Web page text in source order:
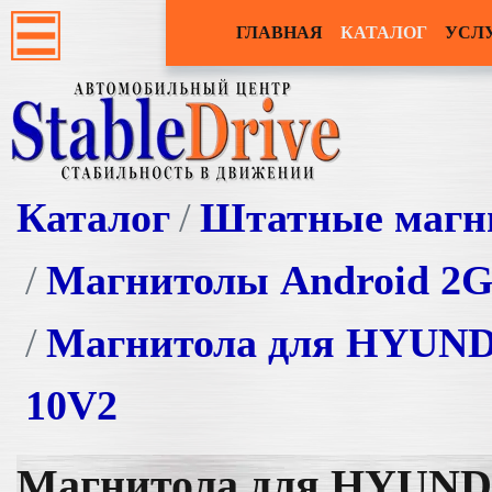
ГЛАВНАЯ КАТАЛОГ
Каталог
Штатные
Магнитолы Android
Магнитола для
10V2